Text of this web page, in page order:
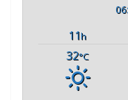
11h
32°C